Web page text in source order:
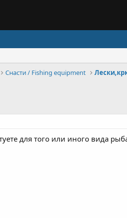
Снасти / Fishing equipment
для того или иного вида